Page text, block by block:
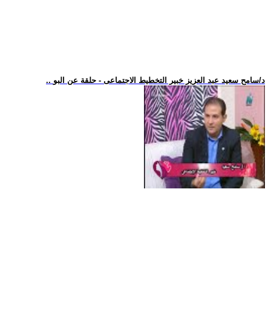
.. د/سامح سعيد عبد العزيز خبير التخطيط الاجتماعى - حلقة عن البو